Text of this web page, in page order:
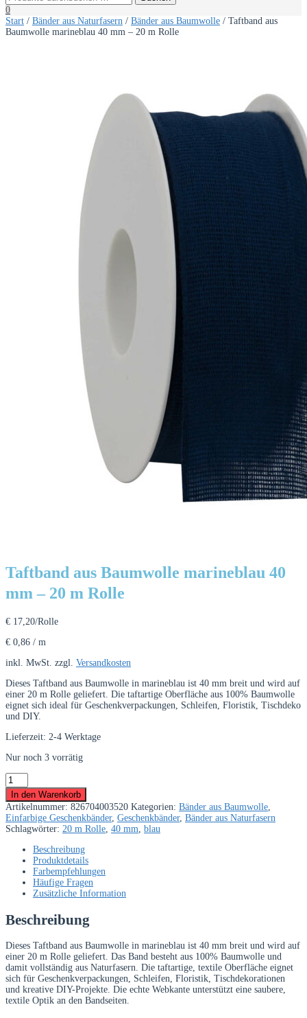
0
Start / Bänder aus Naturfasern / Bänder aus Baumwolle / Taftband aus
Baumwolle marineblau 40 mm – 20 m Rolle
Taftband aus Baumwolle marineblau 40
mm – 20 m Rolle
€ 17,20/Rolle
€ 0,86 / m
inkl. MwSt. zzgl. Versandkosten
Dieses Taftband aus Baumwolle in marineblau ist 40 mm breit und wird auf
einer 20 m Rolle geliefert. Die taftartige Oberfläche aus 100% Baumwolle
eignet sich ideal für Geschenkverpackungen, Schleifen, Floristik, Tischdeko
und DIY.
Lieferzeit: 2-4 Werktage
Nur noch 3 vorrätig
Taftband
aus
Baumwolle
marineblau
40
mm
Rolle
Menge
In den Warenkorb
Artikelnummer: 826704003520 Kategorien: Bänder aus Baumwolle,
Einfarbige Geschenkbänder, Geschenkbänder, Bänder aus Naturfasern
Schlagwörter: 20 m Rolle, 40 mm, blau
Beschreibung
Produktdetails
Farbempfehlungen
Häufige Fragen
Zusätzliche Information
Beschreibung
Dieses Taftband aus Baumwolle in marineblau ist 40 mm breit und wird auf
einer 20 m Rolle geliefert. Das Band besteht aus 100% Baumwolle und
damit vollständig aus Naturfasern. Die taftartige, textile Oberfläche eignet
sich für Geschenkverpackungen, Schleifen, Floristik, Tischdekorationen
und kreative DIY-Projekte. Die echte Webkante unterstützt eine saubere,
textile Optik an den Bandseiten.